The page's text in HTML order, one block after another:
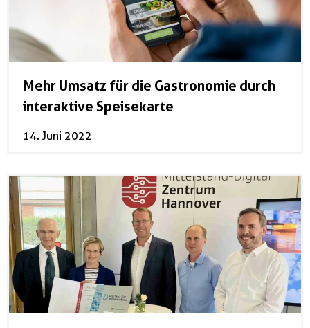
Mehr Umsatz für die Gastronomie durch
interaktive Speisekarte
14. Juni 2022